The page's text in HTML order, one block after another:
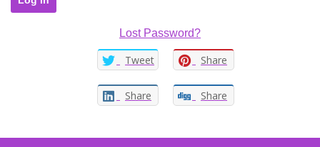
Lost Password?
Tweet Share
Share Share